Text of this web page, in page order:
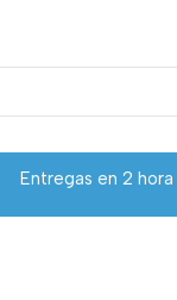
Entregas en 2